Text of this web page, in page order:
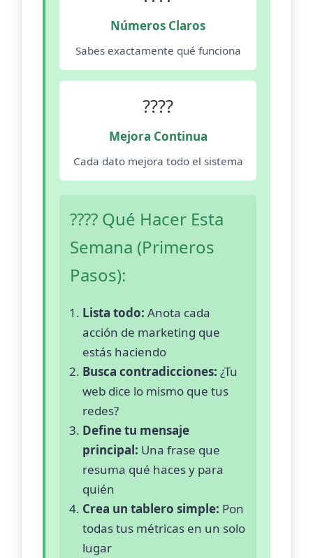
Números Claros
Sabes exactamente qué funciona
????
Mejora Continua
Cada dato mejora todo el sistema
???? Qué Hacer Esta
Semana (Primeros
Pasos):
Lista todo: Anota cada
acción de marketing que
estás haciendo
Busca contradicciones: ¿Tu
web dice lo mismo que tus
redes?
Define tu mensaje
principal: Una frase que
resuma qué haces y para
quién
Crea un tablero simple: Pon
todas tus métricas en un solo
lugar